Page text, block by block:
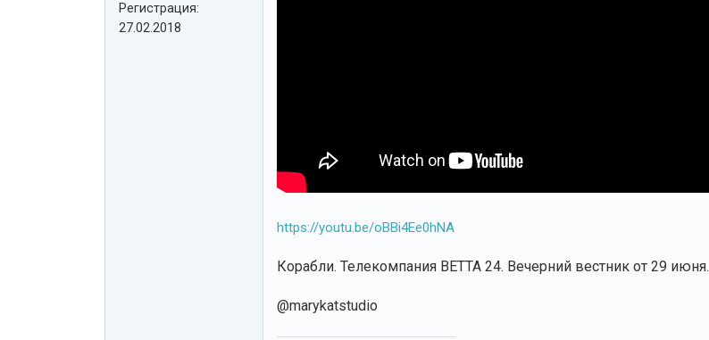
Регистрация:
27.02.2018
https://youtu.be/oBBi4Ee0hNA
Корабли. Телекомпания ВЕТТА 24. Вечерний вестник от 29 июня.
@marykatstudio